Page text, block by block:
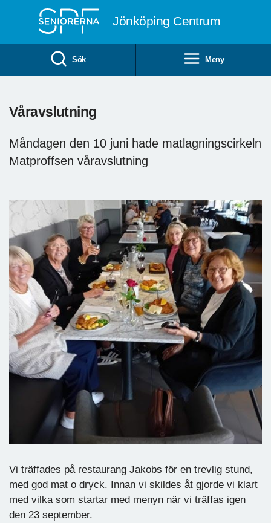
Jönköping Centrum
Sök Meny
Våravslutning
Måndagen den 10 juni hade matlagningscirkeln
Matproffsen våravslutning
Vi träffades på restaurang Jakobs för en trevlig stund,
med god mat o dryck. Innan vi skildes åt gjorde vi klart
med vilka som startar med menyn när vi träffas igen
den 23 september.